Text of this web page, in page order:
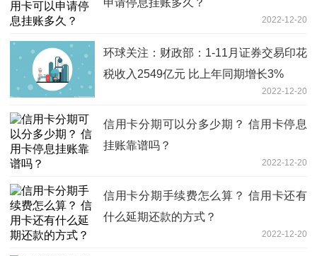
申请停息挂账多久？
2022-12-20
环球关注：财政部：1-11月证券交易印花
税收入2549亿元 比上年同期增长3%
2022-12-20
信用卡分期可以分多少期？ 信用卡停息
挂账靠谱吗？
2022-12-20
信用卡分期手续费怎么算？ 信用卡还有
什么延期还款的方式？
2022-12-20